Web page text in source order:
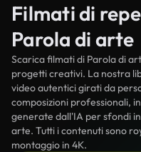
Filmati di
Parola di arte
Scarica filmati di Parola di
progetti creativi. La nostra
video autentici girati da
composizioni professionali,
generate dall'IA per sfondi
arte. Tutti i contenuti sono
montaggio in 4K.